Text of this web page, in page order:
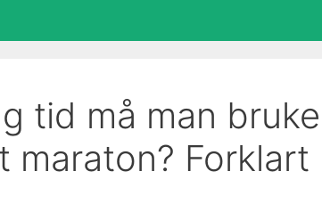
tid må man
maraton? Forklart